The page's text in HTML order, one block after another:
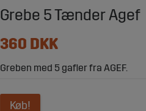
Grebe 5 Tænder Agef
360 DKK
Greben med 5 gafler fra AGEF.
Køb!